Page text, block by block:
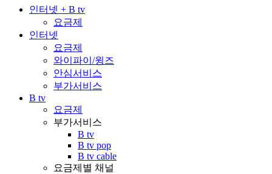
인터넷 + B tv
요금제
인터넷
요금제
와이파이/윙즈
안심서비스
부가서비스
B tv
요금제
부가서비스
B tv
B tv pop
B tv cable
요금제별 채널